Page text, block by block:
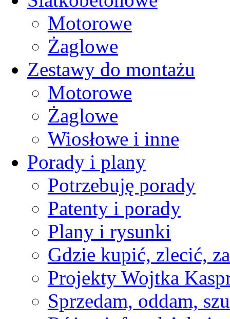
Motorowe
Żaglowe
Zestawy do montażu
Motorowe
Żaglowe
Wiosłowe i inne
Porady i plany
Potrzebuję porady
Patenty i porady
Plany i rysunki
Gdzie kupić, zlecić,
Projekty Wojtka
Sprzedam, oddam,